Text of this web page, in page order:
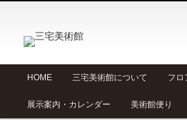
メ
メ
イ
サ
ブ
HOME 三宅美術館について フロ
展示案内・カレンダー 美術館便り